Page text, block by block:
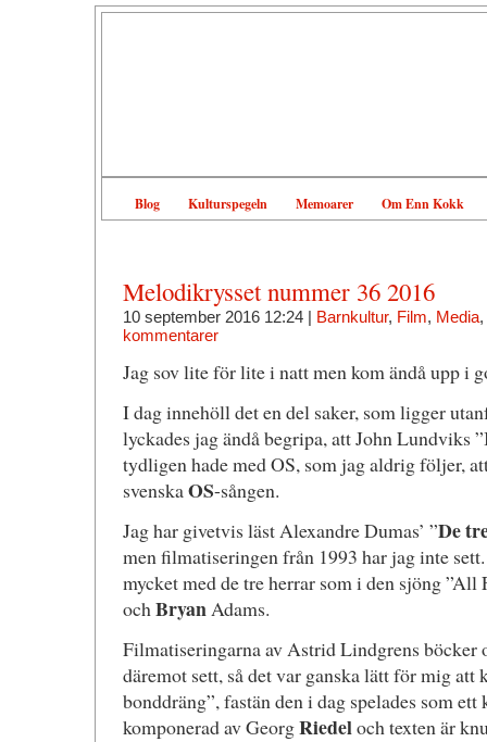
Blog Kulturspegeln Memoarer Om Enn Kokk
Melodikrysset nummer 36 2016
10 september 2016 12:24 | Barnkultur, Film, Media,
kommentarer
Jag sov lite för lite i natt men kom ändå upp i
I dag innehöll det en del saker, som ligger
lyckades jag ändå begripa, att John Lundviks
tydligen hade med OS, som jag aldrig följer,
svenskaOS-sången.
Jag har givetvis läst Alexandre Dumas’ ”De
men filmatiseringen från 1993 har jag inte
mycket med de tre herrar som i den sjöng
ochBryanAdams.
Filmatiseringarna av Astrid Lindgrens böcker
däremot sett, så det var ganska lätt för mig att
bonddräng”, fastän den i dag spelades som
komponerad av GeorgRiedeloch texten är